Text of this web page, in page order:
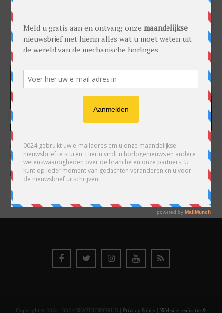
Hoofdredacteur en uitgever van 0024 Horloges. Een horlogeliefhebber en
ondernemer in hart en nieren, voor wie de liefde al decennia teruggaat. Voor
Wijnschenk is uitgeven levenslange passie, net als de oneindige interesse in
horloges.
Copyright © 2026 | 0024 WATCHWORLD | Privacy Policy Website realisatie &